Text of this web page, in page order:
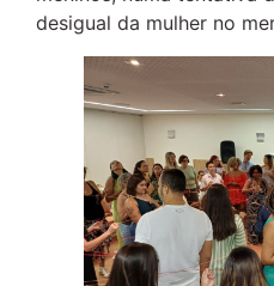
desigual da mulher no